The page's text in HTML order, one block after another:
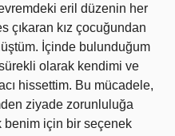
eril düzenin her
çıkaran kız çocuğundan
İçinde bulunduğum
olarak kendimi ve
hissettim. Bu mücadele,
ziyade zorunluluğa
benim için bir seçenek